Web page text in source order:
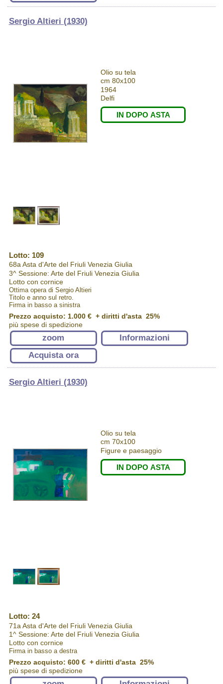
Sergio Altieri (1930)
Olio su tela
cm 80x100
1964
Delfi
IN DOPO ASTA
Lotto: 109
68a Asta d'Arte del Friuli Venezia Giulia
3^ Sessione: Arte del Friuli Venezia Giulia
Lotto con cornice
Ottima opera di Sergio Altieri
Titolo e anno sul retro.
Firma in basso a sinistra
Prezzo acquisto: 1.000 €+ diritti d'asta 25%
più spese di spedizione
zoom
Informazioni
Acquista ora
Sergio Altieri (1930)
Olio su tela
cm 70x100
Figure e paesaggio
IN DOPO ASTA
Lotto: 24
71a Asta d'Arte del Friuli Venezia Giulia
1^ Sessione: Arte del Friuli Venezia Giulia
Lotto con cornice
Firma in basso a destra
Prezzo acquisto: 600 €+ diritti d'asta 25%
più spese di spedizione